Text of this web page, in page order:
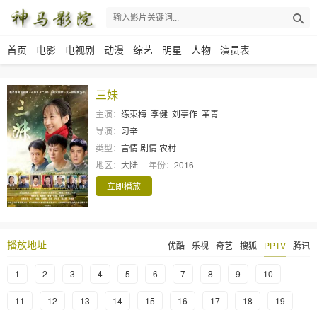
首页 电影 电视剧 动漫 综艺 明星 人物 演员表
三妹
主演： 练束梅 李健 刘亭作 苇青
导演： 习辛
类型： 言情剧情农村
地区： 大陆 年份： 2016
立即播放
播放地址 优酷 乐视 奇艺 搜狐 PPTV 腾讯
1 2 3 4 5 6 7 8 9 10
11 12 13 14 15 16 17 18 19